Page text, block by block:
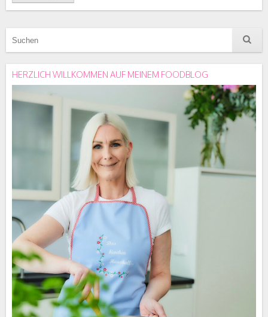
HERZLICH WILLKOMMEN AUF MEINEM FOODBLOG